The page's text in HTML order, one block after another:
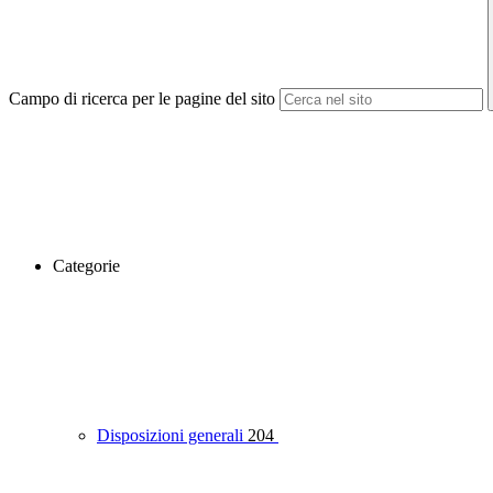
Campo di ricerca per le pagine del sito
Categorie
Disposizioni generali 204